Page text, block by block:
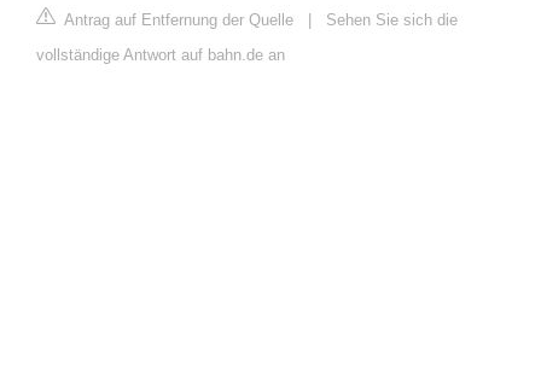
Antrag auf Entfernung der Quelle | Sehen Sie sich die
vollständige Antwort auf bahn.de an